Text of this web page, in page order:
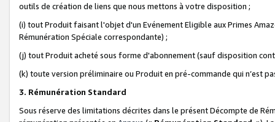
outils de création de liens que nous mettons à votre disposition ;
(i) tout Produit faisant l'objet d'un Evénement Eligible aux Primes
Rémunération Spéciale correspondante) ;
(j) tout Produit acheté sous forme d'abonnement (sauf disposition
(k) toute version préliminaire ou Produit en pré-commande qui n’est
3. Rémunération Standard
Sous réserve des limitations décrites dans le présent Décompte de